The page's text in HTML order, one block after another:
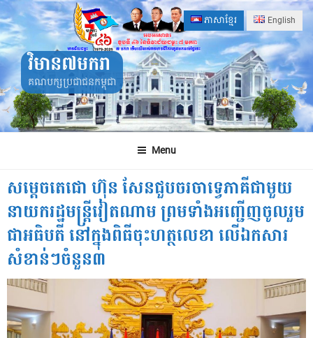
Skip
to
content
ភាសាខ្មែរ English
វិមាន៧មករា
គណបក្សប្រជាជនកម្ពុជា
Menu
សម្តេចតេជោ ហ៊ុន សែនជួបចរចាទ្វេភាគីជាមួយ
នាយករដ្ឋមន្រ្តីវៀតណាម ព្រមទាំងអញ្ជើញចូលរួម
ជាអធិបតី នៅក្នុងពិធីចុះហត្ថលេខា លើឯកសារ
សំខាន់ៗចំនួន៣